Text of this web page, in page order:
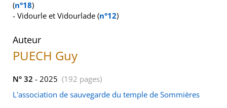
(n°18)
- Vidourle et Vidourlade (n°12)
Auteur
PUECH Guy
N° 32 - 2025 (192 pages)
L'association de sauvegarde du temple de Sommières